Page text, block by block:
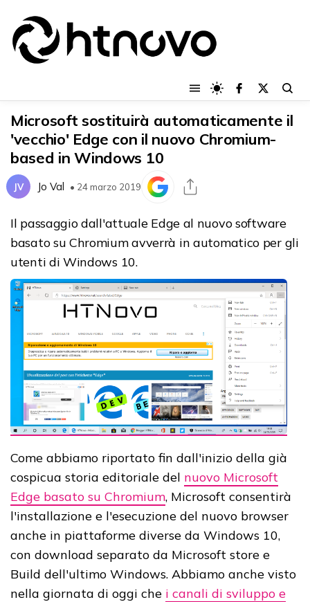
Microsoft sostituirà automaticamente il
'vecchio' Edge con il nuovo Chromium-
based in Windows 10
JV Jo Val • 24 marzo 2019
Il passaggio dall'attuale Edge al nuovo software
basato su Chromium avverrà in automatico per gli
utenti di Windows 10.
Come abbiamo riportato fin dall'inizio della già
cospicua storia editoriale del nuovo Microsoft
Edge basato su Chromium, Microsoft consentirà
l'installazione e l'esecuzione del nuovo browser
anche in piattaforme diverse da Windows 10,
con download separato da Microsoft store e
Build dell'ultimo Windows. Abbiamo anche visto
nella giornata di oggi che i canali di sviluppo e